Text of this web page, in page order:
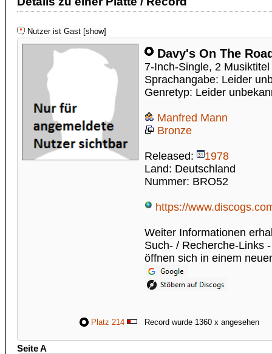
Nutzer ist Gast [show]
Davy's On The
7-Inch-Single, 2
Sprachangabe: Leider
Genretyp: Leider
Manfred Mann
Bronze
Released:
1978
Land: Deutschland
Nummer: BRO52
https://
Weiter Informationen
Such- / Recherche-Links
öffnen sich in einem
Platz 214 Record wurde 1360 x angesehen
Seite A